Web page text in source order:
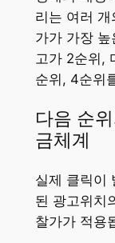
리는 여러
가가 가장
고가 2순위,
순위, 4순위
다음 순
금체계
실제 클릭이
된 광고위치
찰가가 적용